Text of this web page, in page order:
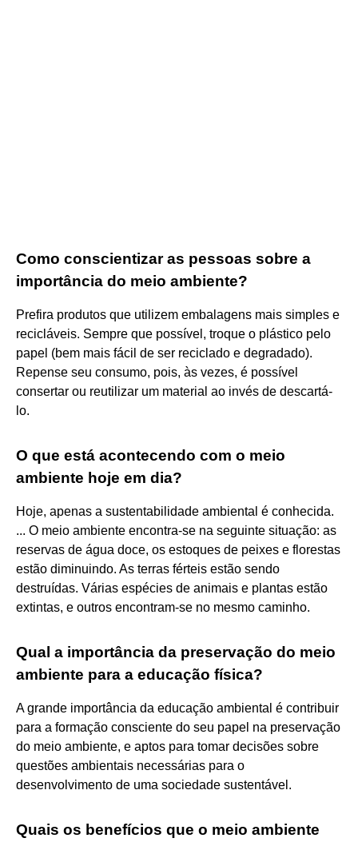
Como conscientizar as pessoas sobre a
importância do meio ambiente?
Prefira produtos que utilizem embalagens mais simples e
recicláveis. Sempre que possível, troque o plástico pelo
papel (bem mais fácil de ser reciclado e degradado).
Repense seu consumo, pois, às vezes, é possível
consertar ou reutilizar um material ao invés de descartá-
lo.
O que está acontecendo com o meio
ambiente hoje em dia?
Hoje, apenas a sustentabilidade ambiental é conhecida.
... O meio ambiente encontra-se na seguinte situação: as
reservas de água doce, os estoques de peixes e florestas
estão diminuindo. As terras férteis estão sendo
destruídas. Várias espécies de animais e plantas estão
extintas, e outros encontram-se no mesmo caminho.
Qual a importância da preservação do meio
ambiente para a educação física?
A grande importância da educação ambiental é contribuir
para a formação consciente do seu papel na preservação
do meio ambiente, e aptos para tomar decisões sobre
questões ambientais necessárias para o
desenvolvimento de uma sociedade sustentável.
Quais os benefícios que o meio ambiente